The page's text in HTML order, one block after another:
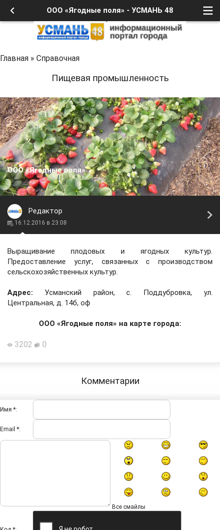
ООО «Ягодные поля» - УСМАНЬ 48
Главная » Справочная
Пищевая промышленность
ООО «Ягодные поля»
Редактор
16.12.2016 в 23:08
Выращивание плодовых и ягодных культур.
Предоставление услуг, связанных с производством
сельскохозяйственных культур.
Адрес: Усманский район, с. Поддубровка, ул.
Центральная, д. 14б, оф
ООО «Ягодные поля» на карте города:
3202 0
Комментарии
Имя *:
Email *:
Все смайлы